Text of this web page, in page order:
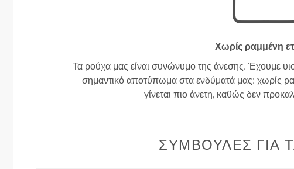
Χωρίς ραμμένη
Τα ρούχα μας είναι συνώνυμο της άνεσης. Έχουμε
σημαντικό αποτύπωμα στα ενδύματά μας: χωρίς
γίνεται πιο άνετη, καθώς δεν
ΣΥΜΒΟΥΛΈΣ ΓΙΑ